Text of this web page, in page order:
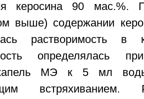
керосина 90 мас.%.
выше) содержании
растворимость
определялась
МЭ к 5 мл